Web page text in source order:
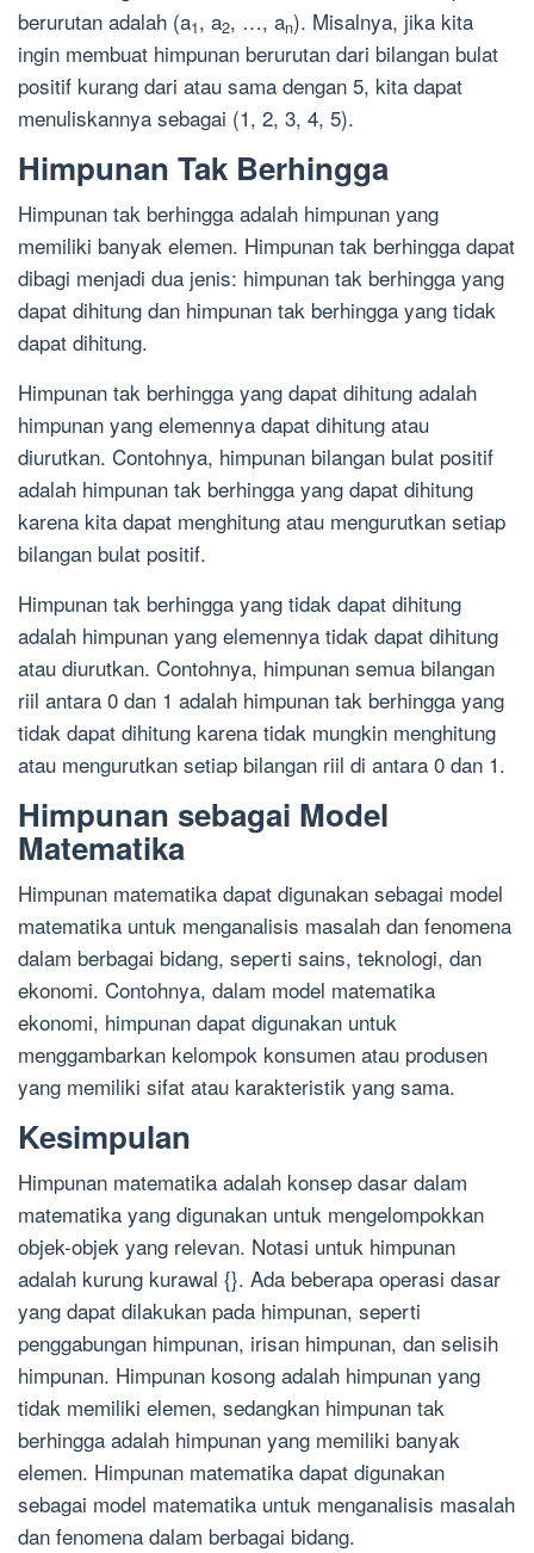
berurutan adalah (a1, a2, …, an). Misalnya, jika kita
ingin membuat himpunan berurutan dari bilangan bulat
positif kurang dari atau sama dengan 5, kita dapat
menuliskannya sebagai (1, 2, 3, 4, 5).
Himpunan Tak Berhingga
Himpunan tak berhingga adalah himpunan yang
memiliki banyak elemen. Himpunan tak berhingga dapat
dibagi menjadi dua jenis: himpunan tak berhingga yang
dapat dihitung dan himpunan tak berhingga yang tidak
dapat dihitung.
Himpunan tak berhingga yang dapat dihitung adalah
himpunan yang elemennya dapat dihitung atau
diurutkan. Contohnya, himpunan bilangan bulat positif
adalah himpunan tak berhingga yang dapat dihitung
karena kita dapat menghitung atau mengurutkan setiap
bilangan bulat positif.
Himpunan tak berhingga yang tidak dapat dihitung
adalah himpunan yang elemennya tidak dapat dihitung
atau diurutkan. Contohnya, himpunan semua bilangan
riil antara 0 dan 1 adalah himpunan tak berhingga yang
tidak dapat dihitung karena tidak mungkin menghitung
atau mengurutkan setiap bilangan riil di antara 0 dan 1.
Himpunan sebagai Model
Matematika
Himpunan matematika dapat digunakan sebagai model
matematika untuk menganalisis masalah dan fenomena
dalam berbagai bidang, seperti sains, teknologi, dan
ekonomi. Contohnya, dalam model matematika
ekonomi, himpunan dapat digunakan untuk
menggambarkan kelompok konsumen atau produsen
yang memiliki sifat atau karakteristik yang sama.
Kesimpulan
Himpunan matematika adalah konsep dasar dalam
matematika yang digunakan untuk mengelompokkan
objek-objek yang relevan. Notasi untuk himpunan
adalah kurung kurawal {}. Ada beberapa operasi dasar
yang dapat dilakukan pada himpunan, seperti
penggabungan himpunan, irisan himpunan, dan selisih
himpunan. Himpunan kosong adalah himpunan yang
tidak memiliki elemen, sedangkan himpunan tak
berhingga adalah himpunan yang memiliki banyak
elemen. Himpunan matematika dapat digunakan
sebagai model matematika untuk menganalisis masalah
dan fenomena dalam berbagai bidang.